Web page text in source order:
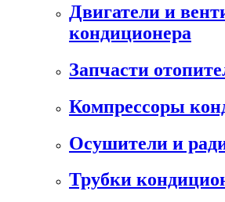
Двигатели и
кондиционера
Запчасти
Компрессоры
Осушители и
Трубки